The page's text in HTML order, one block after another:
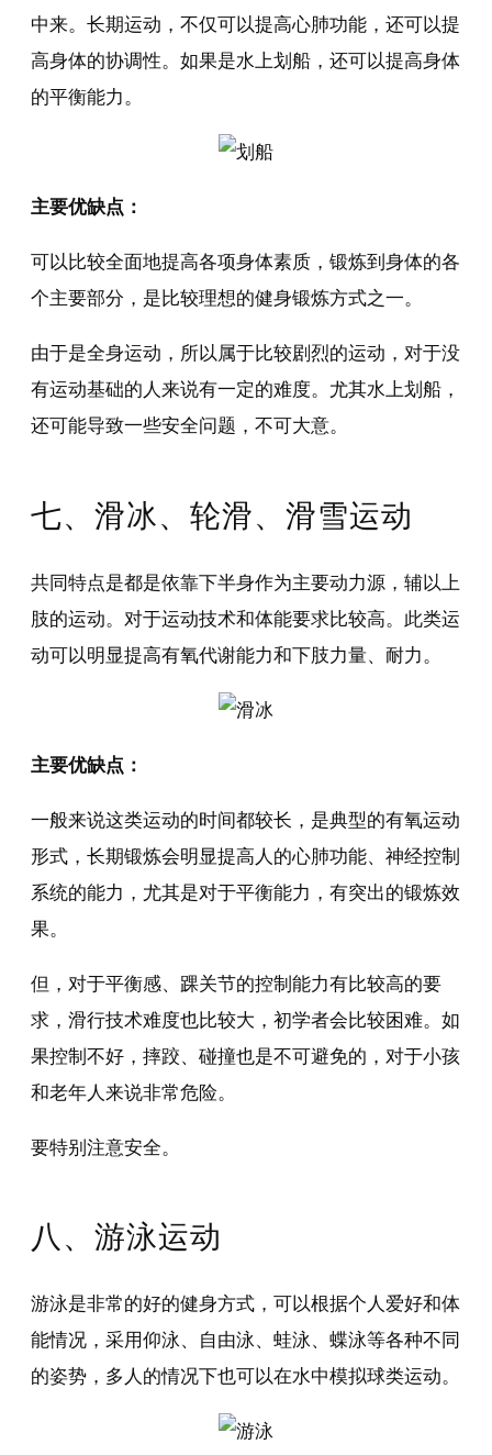
中来。长期运动，不仅可以提高心肺功能，还可以提
高身体的协调性。如果是水上划船，还可以提高身体
的平衡能力。
主要优缺点：
可以比较全面地提高各项身体素质，锻炼到身体的各
个主要部分，是比较理想的健身锻炼方式之一。
由于是全身运动，所以属于比较剧烈的运动，对于没
有运动基础的人来说有一定的难度。尤其水上划船，
还可能导致一些安全问题，不可大意。
七、滑冰、轮滑、滑雪运动
共同特点是都是依靠下半身作为主要动力源，辅以上
肢的运动。对于运动技术和体能要求比较高。此类运
动可以明显提高有氧代谢能力和下肢力量、耐力。
主要优缺点：
一般来说这类运动的时间都较长，是典型的有氧运动
形式，长期锻炼会明显提高人的心肺功能、神经控制
系统的能力，尤其是对于平衡能力，有突出的锻炼效
果。
但，对于平衡感、踝关节的控制能力有比较高的要
求，滑行技术难度也比较大，初学者会比较困难。如
果控制不好，摔跤、碰撞也是不可避免的，对于小孩
和老年人来说非常危险。
要特别注意安全。
八、游泳运动
游泳是非常的好的健身方式，可以根据个人爱好和体
能情况，采用仰泳、自由泳、蛙泳、蝶泳等各种不同
的姿势，多人的情况下也可以在水中模拟球类运动。